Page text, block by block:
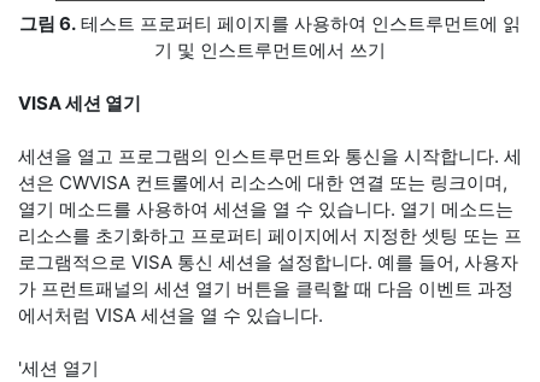
그림 6. 테스트 프로퍼티 페이지를 사용하여 인스트루먼트에 읽
기 및 인스트루먼트에서 쓰기
VISA 세션 열기
세션을 열고 프로그램의 인스트루먼트와 통신을 시작합니다. 세
션은 CWVISA 컨트롤에서 리소스에 대한 연결 또는 링크이며,
열기 메소드를 사용하여 세션을 열 수 있습니다. 열기 메소드는
리소스를 초기화하고 프로퍼티 페이지에서 지정한 셋팅 또는 프
로그램적으로 VISA 통신 세션을 설정합니다. 예를 들어, 사용자
가 프런트패널의 세션 열기 버튼을 클릭할 때 다음 이벤트 과정
에서처럼 VISA 세션을 열 수 있습니다.
'세션 열기